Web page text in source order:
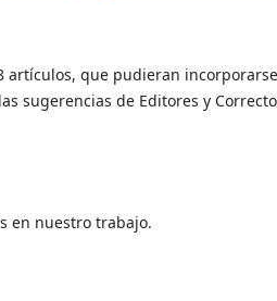
artículos, que pudieran
sugerencias de Editores y
en nuestro trabajo.